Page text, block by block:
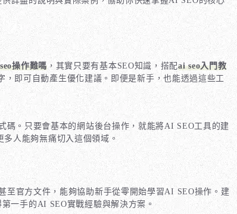
操作難嗎，其實只要有基本SEO知識，搭配ai seo入門教
即可自動產生優化建議。即便是新手，也能透過這些工
碼。只要會基本的網站後台操作，就能將AI SEO工具的建
人能夠無痛切入這個領域。
至官方文件，能夠協助新手從零開始學習AI SEO操作。建
一手的AI SEO實戰經驗與解決方案。